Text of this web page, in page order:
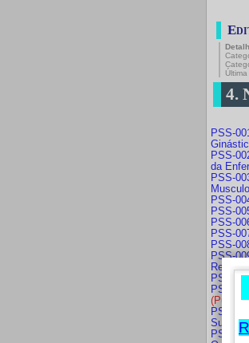
4.
PSS-
PSS-
da
PSS-
PSS-
PSS-
PSS-
PSS-
PSS-
PSS-
PSS-
PSS-
PSS-
PSS-